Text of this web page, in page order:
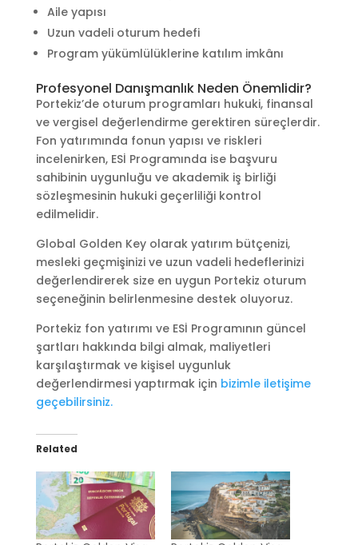
Aile yapısı
Uzun vadeli oturum hedefi
Program yükümlülüklerine katılım imkânı
Profesyonel Danışmanlık Neden Önemlidir?
Portekiz’de oturum programları hukuki, finansal
ve vergisel değerlendirme gerektiren süreçlerdir.
Fon yatırımında fonun yapısı ve riskleri
incelenirken, ESİ Programında ise başvuru
sahibinin uygunluğu ve akademik iş birliği
sözleşmesinin hukuki geçerliliği kontrol
edilmelidir.
Global Golden Key olarak yatırım bütçenizi,
mesleki geçmişinizi ve uzun vadeli hedeflerinizi
değerlendirerek size en uygun Portekiz oturum
seçeneğinin belirlenmesine destek oluyoruz.
Portekiz fon yatırımı ve ESİ Programının güncel
şartları hakkında bilgi almak, maliyetleri
karşılaştırmak ve kişisel uygunluk
değerlendirmesi yaptırmak için bizimle iletişime
geçebilirsiniz.
Related